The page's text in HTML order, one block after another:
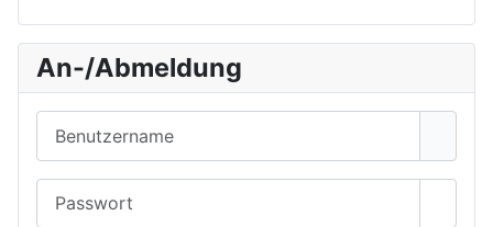
An-/Abmeldung